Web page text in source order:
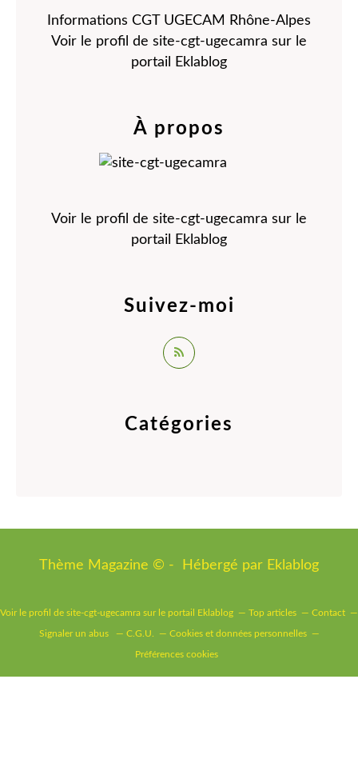
Catégories
Informations CGT UGECAM Rhône-Alpes
Voir le profil de site-cgt-ugecamra sur le
portail Eklablog
Suivez-moi
À propos
Voir le profil de site-cgt-ugecamra sur le
portail Eklablog
Thème Magazine © - Hébergé par Eklablog
Voir le profil de site-cgt-ugecamra sur le portail Eklablog Top articles Contact
Signaler un abus C.G.U. Cookies et données personnelles
Préférences cookies